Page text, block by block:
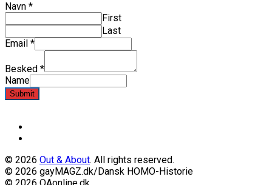
Navn *
First
Last
Email *
Besked *
Name
Submit
© 2026 Out & About. All rights reserved.
© 2026 gayMAGZ.dk/Dansk HOMO-Historie